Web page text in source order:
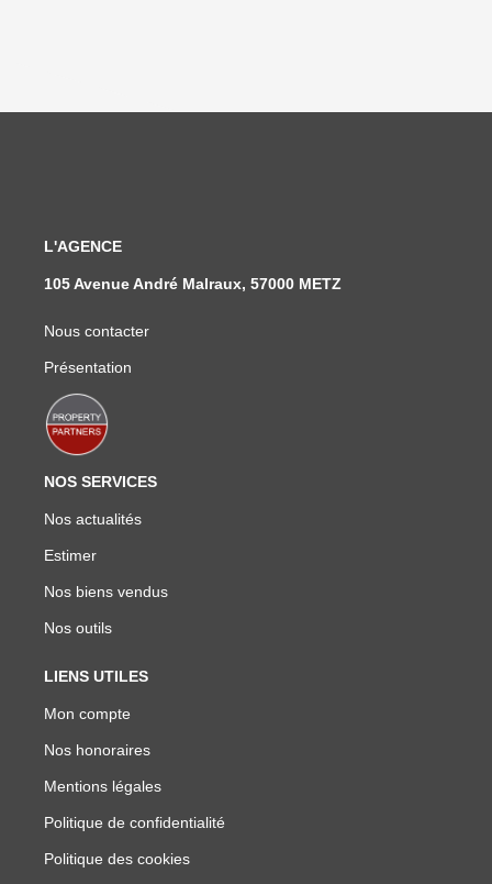
L'AGENCE
105 Avenue André Malraux, 57000 METZ
Nous contacter
Présentation
NOS SERVICES
Nos actualités
Estimer
Nos biens vendus
Nos outils
LIENS UTILES
Mon compte
Nos honoraires
Mentions légales
Politique de confidentialité
Politique des cookies